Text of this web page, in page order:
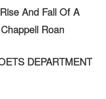
And Fall Of A
Roan
DEPARTMENT